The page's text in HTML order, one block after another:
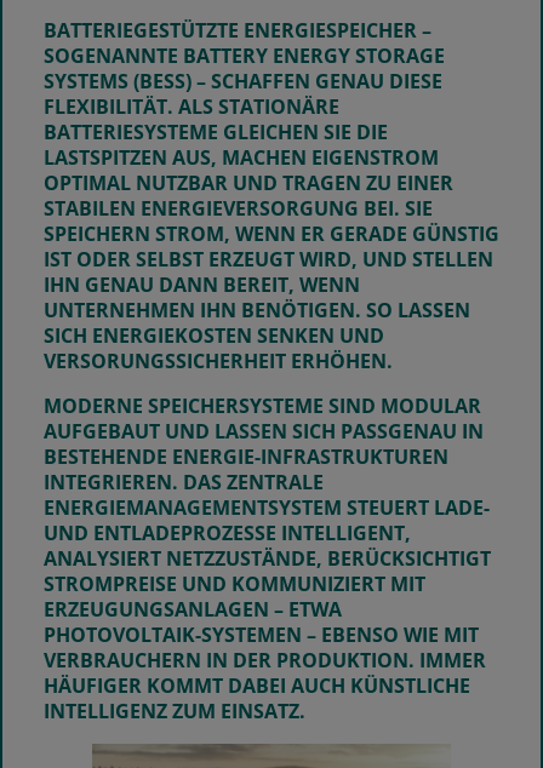
BATTERIEGESTÜTZTE ENERGIESPEICHER –
SOGENANNTE BATTERY ENERGY STORAGE
SYSTEMS (BESS)– SCHAFFEN GENAU DIESE
FLEXIBILITÄT. ALS STATIONÄRE
BATTERIESYSTEME GLEICHEN SIE DIE
LASTSPITZEN AUS, MACHEN EIGENSTROM
OPTIMAL NUTZBAR UND TRAGEN ZU EINER
STABILEN ENERGIEVERSORGUNG BEI. SIE
SPEICHERN STROM, WENN ER GERADE GÜNSTIG
IST ODER SELBST ERZEUGT WIRD, UND STELLEN
IHN GENAU DANN BEREIT, WENN
UNTERNEHMEN IHN BENÖTIGEN. SO LASSEN
SICH ENERGIEKOSTEN SENKEN UND
VERSORUNGSSICHERHEIT ERHÖHEN.
MODERNE SPEICHERSYSTEME SIND MODULAR
AUFGEBAUT UND LASSEN SICH PASSGENAU IN
BESTEHENDE ENERGIE-INFRASTRUKTUREN
INTEGRIEREN. DAS ZENTRALE
ENERGIEMANAGEMENTSYSTEM STEUERT LADE-
UND ENTLADEPROZESSE INTELLIGENT,
ANALYSIERT NETZZUSTÄNDE, BERÜCKSICHTIGT
STROMPREISE UND KOMMUNIZIERT MIT
ERZEUGUNGSANLAGEN – ETWA
PHOTOVOLTAIK-SYSTEMEN – EBENSO WIE MIT
VERBRAUCHERN IN DER PRODUKTION. IMMER
HÄUFIGER KOMMT DABEI AUCH KÜNSTLICHE
INTELLIGENZ ZUM EINSATZ.